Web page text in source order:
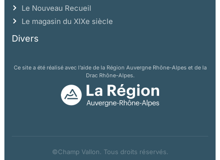
Le Nouveau Recueil
Le magasin du XIXe siècle
Divers
Ce site a été réalisé avec l’aide de la Région Auvergne Rhône-Alpes et de la
Drac Rhône-Alpes.
©Champ Vallon. Tous droits réservés.